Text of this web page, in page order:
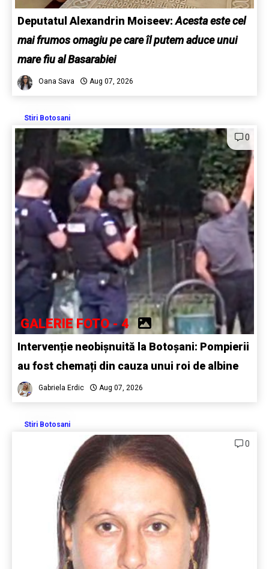
Deputatul Alexandrin Moiseev:Acesta este cel
mai frumos omagiu pe care îl putem aduce unui
mare fiu al Basarabiei
Oana Sava Aug 07, 2026
Stiri Botosani
0
GALERIE FOTO - 4
Intervenție neobișnuită la Botoșani: Pompierii
au fost chemați din cauza unui roi de albine
Gabriela Erdic Aug 07, 2026
Stiri Botosani
0